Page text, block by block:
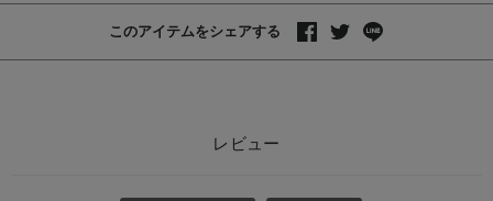
11号R(レギュラー)/在庫なし
このアイテムをシェアする
レビュー